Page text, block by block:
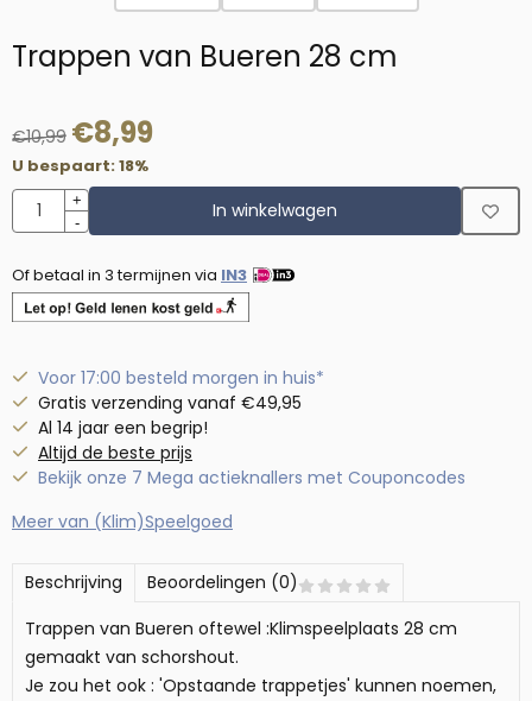
Trappen van Bueren 28 cm
€10,99 €8,99
U bespaart:18%
Aantal
+
-
In winkelwagen
Of betaal in 3 termijnen via IN3
Voor 17:00 besteld morgen in huis*
Gratis verzending vanaf €49,95
Al 14 jaar een begrip!
Altijd de beste prijs
Bekijk onze 7 Mega actieknallers met Couponcodes
Meer van (Klim)Speelgoed
Beschrijving
Beoordelingen (0)
Trappen van Bueren oftewel :Klimspeelplaats 28 cm
gemaakt van schorshout.
Je zou het ook : 'Opstaande trappetjes' kunnen noemen,